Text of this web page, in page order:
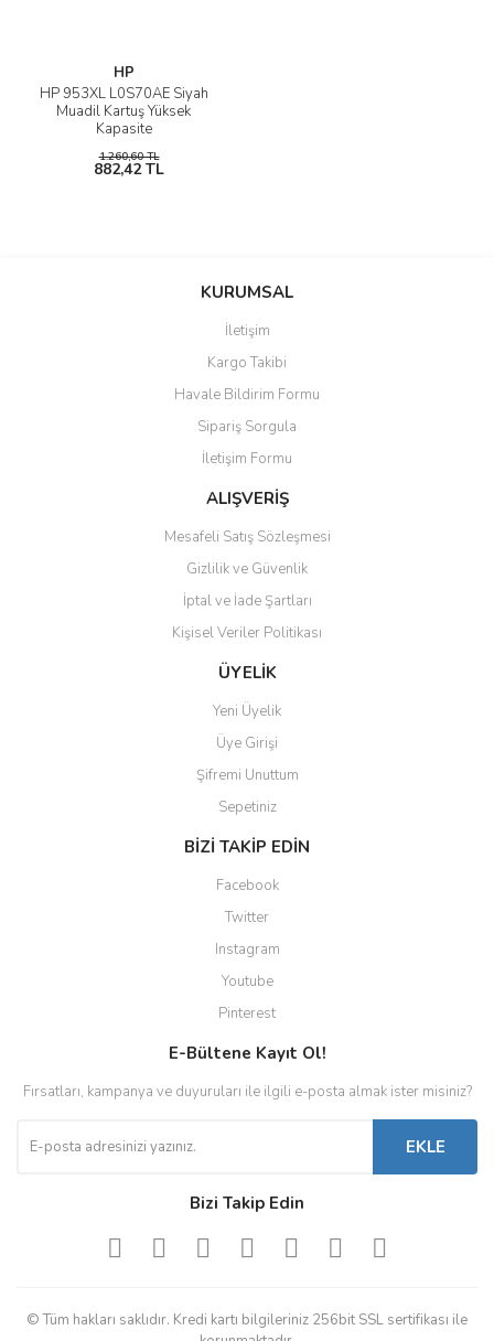
HP
HP 953XL L0S70AE Siyah
Muadil Kartuş Yüksek
Kapasite
1.260,60 TL
882,42 TL
KURUMSAL
İletişim
Kargo Takibi
Havale Bildirim Formu
Sipariş Sorgula
İletişim Formu
ALIŞVERİŞ
Mesafeli Satış Sözleşmesi
Gizlilik ve Güvenlik
İptal ve İade Şartları
Kişisel Veriler Politikası
ÜYELİK
Yeni Üyelik
Üye Girişi
Şifremi Unuttum
Sepetiniz
BİZİ TAKİP EDİN
Facebook
Twitter
Instagram
Youtube
Pinterest
E-Bültene Kayıt Ol!
Fırsatları, kampanya ve duyuruları ile ilgili e-posta almak ister misiniz?
EKLE
Bizi Takip Edin
© Tüm hakları saklıdır. Kredi kartı bilgileriniz 256bit SSL sertifikası ile